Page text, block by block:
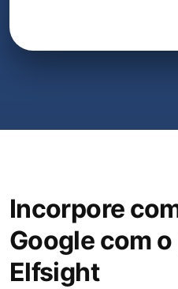
Incorpore
Google com
Elfsight